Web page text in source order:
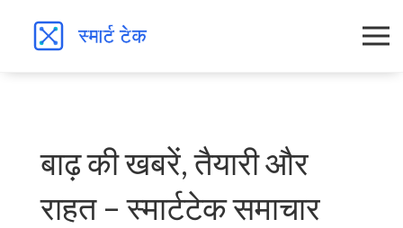
बाढ़ की खबरें, तैयारी और
राहत – स्मार्टटेक समाचार